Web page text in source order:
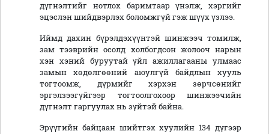
дүгнэлтийг нотлох баримтаар үнэлж, хэргийг
эцэслэн шийдвэрлэх боломжгүй гэж шүүх үзлээ.
Иймд дахин бүрэлдэхүүнтэй шинжээч томилж,
зам тээврийн осолд холбогдсон жолооч нарын
хэн хэний буруутай үйл ажиллагааны улмаас
замын хөдөлгөөний аюулгүй байдлын хууль
тогтоомж, дүрмийг хэрхэн зөрчсөнийг
эргэлзээгүйгээр тогтоолгохоор шинжээчийн
дүгнэлт гаргуулах нь зүйтэй байна.
Эрүүгийн байцаан шийтгэх хуулийн 134 дүгээр